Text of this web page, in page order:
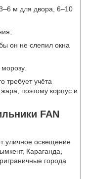
м для двора, 6–10
он не слепил окна
требует учёта
поэтому корпус и
FAN
уличное освещение
Караганда,
города